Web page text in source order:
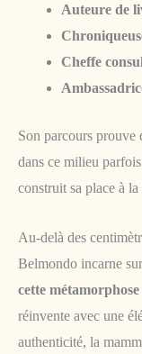
Auteure de
Cheffe
Son parcours prouve
dans ce milieu
construit sa place à
Au-delà des
Belmondo incarne
cette
réinvente avec une
authenticité, la